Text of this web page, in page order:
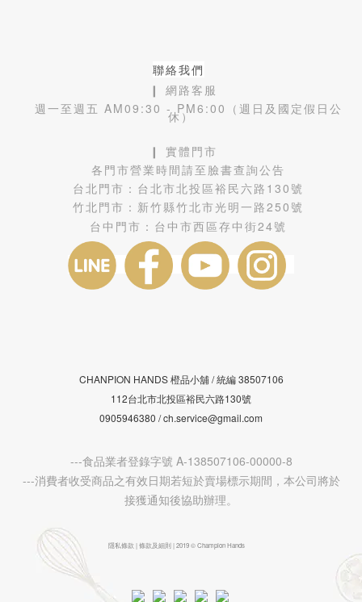
聯絡我們
❙ 網路客服
週一至週五 AM09:30 - PM6:00（週日及國定假日公
休）
❙ 實體門市
各門市營業時間請至臉書查詢公告
台北門市： 台北市北投區裕民六路130號
竹北門市： 新竹縣竹北市光明一路250號
台中門市： 台中市西區存中街24號
CHANPION HANDS 橙品小舖 /統編38507106
112台北市北投區裕民六路130號
0905946380 / ch.service@gmail.com
---食品業者登錄字號 A-138507106-00000-8
---消費者收受商品之有效日期若短於賣場標示期間，本公司將於
接獲通知後協助辦理。
隱私條款 | 條款及細則 | 2019 © Champion Hands